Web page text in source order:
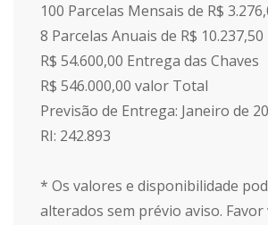
100 Parcelas Mensais de R$
8 Parcelas Anuais de R$ 10.237,50
R$ 54.600,00 Entrega das Chaves
R$ 546.000,00 valor Total
Previsão de Entrega: Janeiro de
RI: 242.893
* Os valores e disponibilidade
alterados sem prévio aviso.